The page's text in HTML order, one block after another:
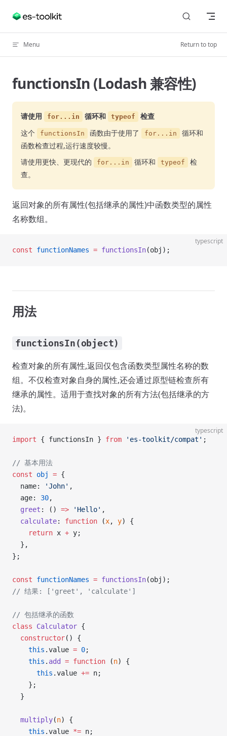
Skip to content
Menu Return to top
functionsIn (Lodash 兼容性)
请使用 for...in 循环和 typeof
检查
这个
functionsIn 函数由于使用了 for...in
循环和
函数检查过程,运行速度较慢。
请使用更快、更现代的
for...in 循环和 typeof
检
查。
返回对象的所有属性(包括继承的属性)中函数类型的属性
名称数组。
typescript
const functionNames = functionsIn(obj);
用法
functionsIn(object)
检查对象的所有属性,返回仅包含函数类型属性名称的数
组。不仅检查对象自身的属性,还会通过原型链检查所有
继承的属性。适用于查找对象的所有方法(包括继承的方
法)。
typescript
import { functionsIn } from 'es-toolkit/compat' ;
// 基本用法
const obj = {
  name:
'John' ,
  age:
30,
  greet
: () => 'Hello' ,
  calculate
: function (x, y) {
    return
x + y;
  },
};
const functionNames = functionsIn(obj);
// 结果: ['greet', 'calculate']
// 包括继承的函数
class Calculator {
  constructor
() {
    this
.value = 0;
    this
. add = function (n) {
      this
.value += n;
    };
  }
  multiply
(n) {
    this
.value *= n;